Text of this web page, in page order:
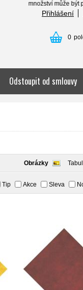
množství může být
Přihlášení
0
Odstoupit od smlouvy
Obrázky
Tip Akce Sleva